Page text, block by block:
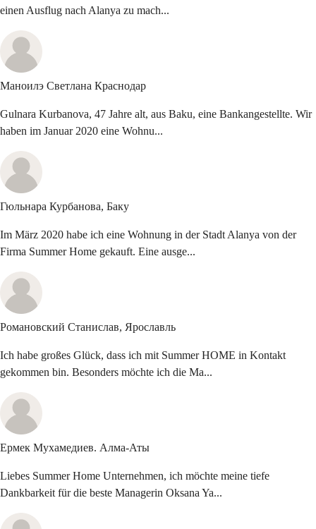
einen Ausflug nach Alanya zu mach...
Маноилэ Светлана Краснодар
Gulnara Kurbanova, 47 Jahre alt, aus Baku, eine Bankangestellte. Wir
haben im Januar 2020 eine Wohnu...
Гюльнара Курбанова, Баку
Im März 2020 habe ich eine Wohnung in der Stadt Alanya von der
Firma Summer Home gekauft. Eine ausge...
Романовский Станислав, Ярославль
Ich habe großes Glück, dass ich mit Summer HOME in Kontakt
gekommen bin. Besonders möchte ich die Ma...
Ермек Мухамедиев. Алма-Аты
Liebes Summer Home Unternehmen, ich möchte meine tiefe
Dankbarkeit für die beste Managerin Oksana Ya...